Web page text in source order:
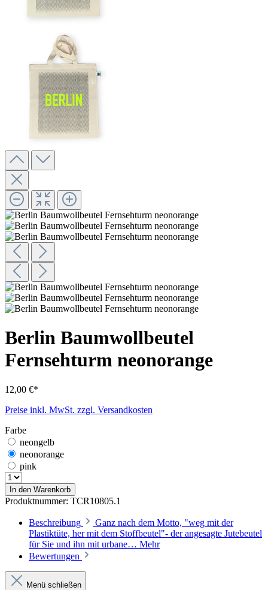
Berlin Baumwollbeutel
Fernsehturm neonorange
12,00 €*
Preise inkl. MwSt. zzgl. Versandkosten
Farbe
neongelb
neonorange
pink
In den Warenkorb
Produktnummer: TCR10805.1
Beschreibung
Ganz nach dem Motto, "weg mit der
Plastiktüte, her mit dem Stoffbeutel"- der angesagte Jutebeutel
für Sie und ihn mit urbane… Mehr
Bewertungen
Menü schließen